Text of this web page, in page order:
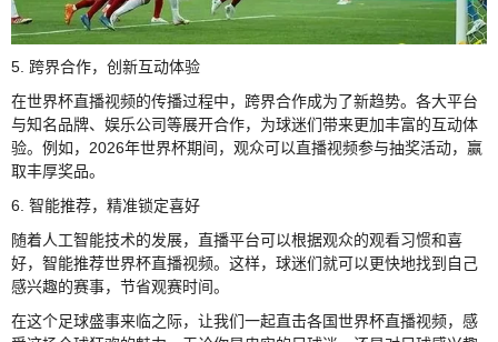
5. 跨界合作，创新互动体验
在世界杯直播视频的传播过程中，跨界合作成为了新趋势。各大平台
与知名品牌、娱乐公司等展开合作，为球迷们带来更加丰富的互动体
验。例如，2026年世界杯期间，观众可以直播视频参与抽奖活动，赢
取丰厚奖品。
6. 智能推荐，精准锁定喜好
随着人工智能技术的发展，直播平台可以根据观众的观看习惯和喜
好，智能推荐世界杯直播视频。这样，球迷们就可以更快地找到自己
感兴趣的赛事，节省观赛时间。
在这个足球盛事来临之际，让我们一起直击各国世界杯直播视频，感